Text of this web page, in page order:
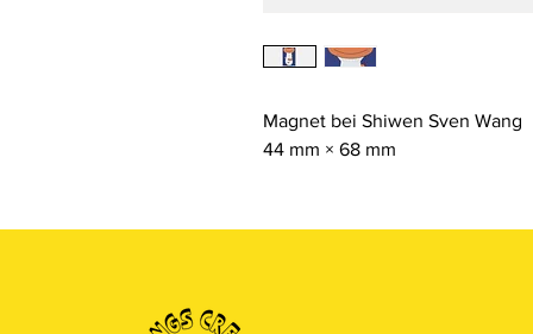
Magnet bei Shiwen Sven Wang
44 mm × 68 mm